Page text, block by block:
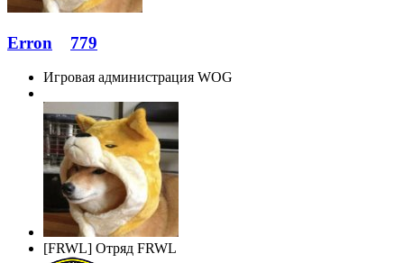
Erron 779
Игровая администрация WOG
[FRWL] Отряд FRWL